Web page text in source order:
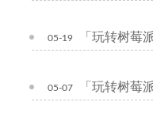
「玩转树莓
05-19
「玩转树莓
05-07